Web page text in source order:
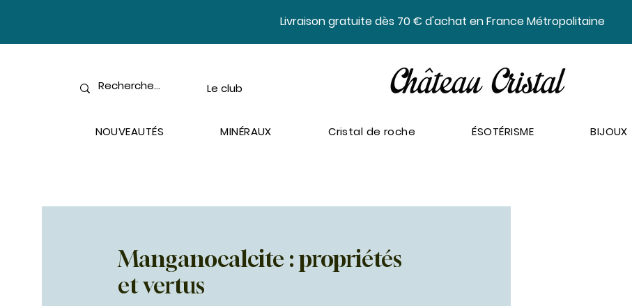
​Livraison gratuite dès 70 € d'achat en France Métropolitaine
Le club
NOUVEAUTÉS MINÉRAUX Cristal de roche ÉSOTÉRISME BIJOUX
Manganocalcite : propriétés
et vertus